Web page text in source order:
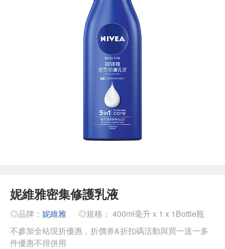
妮維雅密集修護乳液
◎品牌： 妮維雅
◎規格： 400ml毫升 x 1 x 1Bottle瓶
不參加全站現折優惠，折價券&折扣碼活動與買一送一多
件優惠不得併用